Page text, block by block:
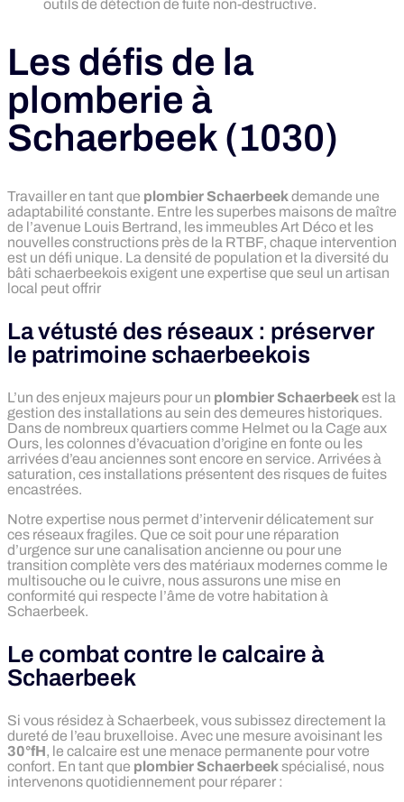
outils de détection de fuite non-destructive.
Les défis de la
plomberie à
Schaerbeek (1030)
Travailler en tant que plombier Schaerbeekdemande une
adaptabilité constante. Entre les superbes maisons de maître
de l’avenue Louis Bertrand, les immeubles Art Déco et les
nouvelles constructions près de la RTBF, chaque intervention
est un défi unique. La densité de population et la diversité du
bâti schaerbeekois exigent une expertise que seul un artisan
local peut offrir
La vétusté des réseaux : préserver
le patrimoine schaerbeekois
L’un des enjeux majeurs pour un plombier Schaerbeekest la
gestion des installations au sein des demeures historiques.
Dans de nombreux quartiers comme Helmet ou la Cage aux
Ours, les colonnes d’évacuation d’origine en fonte ou les
arrivées d’eau anciennes sont encore en service. Arrivées à
saturation, ces installations présentent des risques de fuites
encastrées.
Notre expertise nous permet d’intervenir délicatement sur
ces réseaux fragiles. Que ce soit pour une réparation
d’urgence sur une canalisation ancienne ou pour une
transition complète vers des matériaux modernes comme le
multisouche ou le cuivre, nous assurons une mise en
conformité qui respecte l’âme de votre habitation à
Schaerbeek.
Le combat contre le calcaire à
Schaerbeek
Si vous résidez à Schaerbeek, vous subissez directement la
dureté de l’eau bruxelloise. Avec une mesure avoisinant les
30°fH, le calcaire est une menace permanente pour votre
confort. En tant que plombier Schaerbeekspécialisé, nous
intervenons quotidiennement pour réparer :